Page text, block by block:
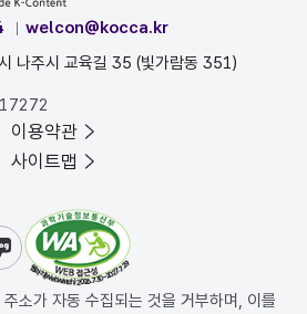
welcon@kocca.kr
나주시 교육길 35 (빛가람동 351)
이용약관
사이트맵
로그
소가 자동 수집되는 것을 거부하며, 이를